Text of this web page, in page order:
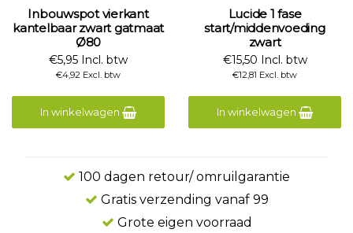
Inbouwspot vierkant
kantelbaar zwart gatmaat
Ø80
€5,95 Incl. btw
€4,92 Excl. btw
In winkelwagen
Lucide 1 fase
start/middenvoeding
zwart
€15,50 Incl. btw
€12,81 Excl. btw
In winkelwagen
100 dagen retour/ omruilgarantie
Gratis verzending vanaf 99
Grote eigen voorraad